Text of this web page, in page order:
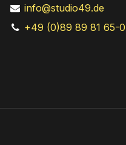
info@studio49.de
+49 (0)89 89 81 65-0